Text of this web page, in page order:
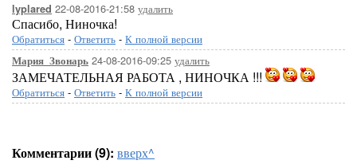
lyplared 22-08-2016-21:58 удалить
Спасибо, Ниночка!
Обратиться - Ответить - К полной версии
Мария_Звонарь 24-08-2016-09:25 удалить
ЗАМЕЧАТЕЛЬНАЯ РАБОТА , НИНОЧКА !!!
Обратиться - Ответить - К полной версии
Комментарии (9): вверх^